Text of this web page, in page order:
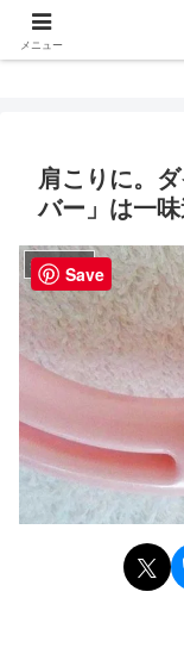
肩こりに。
バー」は一
美容・健康
メニュー
Save